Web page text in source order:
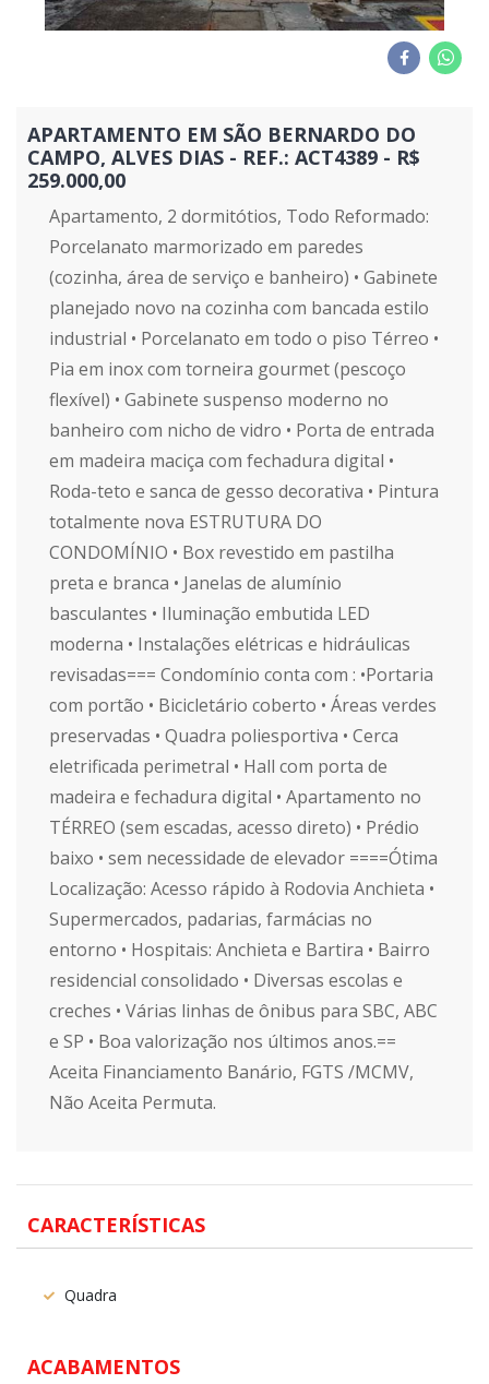
APARTAMENTO EM SÃO BERNARDO DO
CAMPO, ALVES DIAS - REF.: ACT4389 - R$
259.000,00
Apartamento, 2 dormitótios, Todo Reformado:
Porcelanato marmorizado em paredes
(cozinha, área de serviço e banheiro) • Gabinete
planejado novo na cozinha com bancada estilo
industrial • Porcelanato em todo o piso Térreo •
Pia em inox com torneira gourmet (pescoço
flexível) • Gabinete suspenso moderno no
banheiro com nicho de vidro • Porta de entrada
em madeira maciça com fechadura digital •
Roda-teto e sanca de gesso decorativa • Pintura
totalmente nova ESTRUTURA DO
CONDOMÍNIO • Box revestido em pastilha
preta e branca • Janelas de alumínio
basculantes • Iluminação embutida LED
moderna • Instalações elétricas e hidráulicas
revisadas=== Condomínio conta com : •Portaria
com portão • Bicicletário coberto • Áreas verdes
preservadas • Quadra poliesportiva • Cerca
eletrificada perimetral • Hall com porta de
madeira e fechadura digital • Apartamento no
TÉRREO (sem escadas, acesso direto) • Prédio
baixo • sem necessidade de elevador ====Ótima
Localização: Acesso rápido à Rodovia Anchieta •
Supermercados, padarias, farmácias no
entorno • Hospitais: Anchieta e Bartira • Bairro
residencial consolidado • Diversas escolas e
creches • Várias linhas de ônibus para SBC, ABC
e SP • Boa valorização nos últimos anos.==
Aceita Financiamento Banário, FGTS /MCMV,
Não Aceita Permuta.
CARACTERÍSTICAS
Quadra
ACABAMENTOS